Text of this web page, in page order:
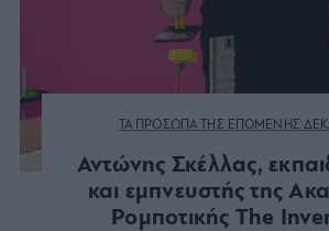
ΤΑ ΠΡΟΣΩΠΑ ΤΗΣ ΕΠΟΜΕΝΗΣ
Αντώνης Σκέλλας,
και εμπνευστής της
Ρομποτικής The